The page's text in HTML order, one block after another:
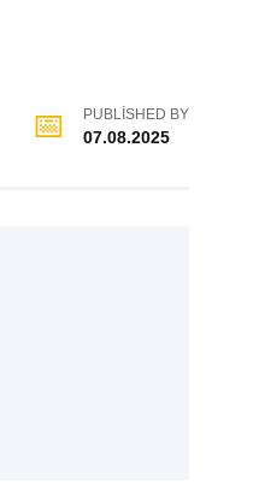
PUBLISHED BY
07.08.2025